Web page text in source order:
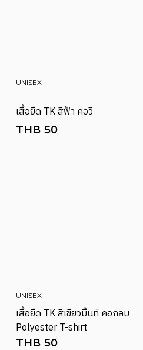
UNISEX
เสื้อยืด TK สีฟ้า คอวี
THB 50
UNISEX
เสื้อยืด TK สีเขียวมิ้นท์ คอกลม
Polyester T-shirt
THB 50